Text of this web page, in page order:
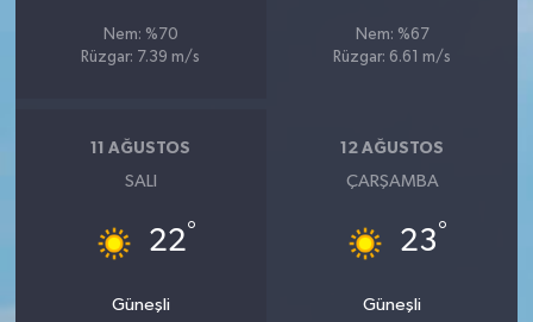
Nem: %70
Rüzgar: 7.39 m/s
Nem: %67
Rüzgar: 6.61 m/s
11 AĞUSTOS
SALI
22°
Güneşli
12 AĞUSTOS
ÇARŞAMBA
23°
Güneşli